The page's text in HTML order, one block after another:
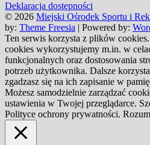
Deklaracja dostępności
© 2026 Miejski Ośrodek Sportu i
by: Theme Freesia | Powered by:
Ten serwis korzysta z plików
cookies wykorzystujemy m.in. w
funkcjonalnych oraz dostosowania
potrzeb użytkownika. Dalsze
zgadzasz się na ich zapisanie w
Możesz samodzielnie zarządzać
ustawienia w Twojej przeglądarce.
Polityce ochrony prywatności.